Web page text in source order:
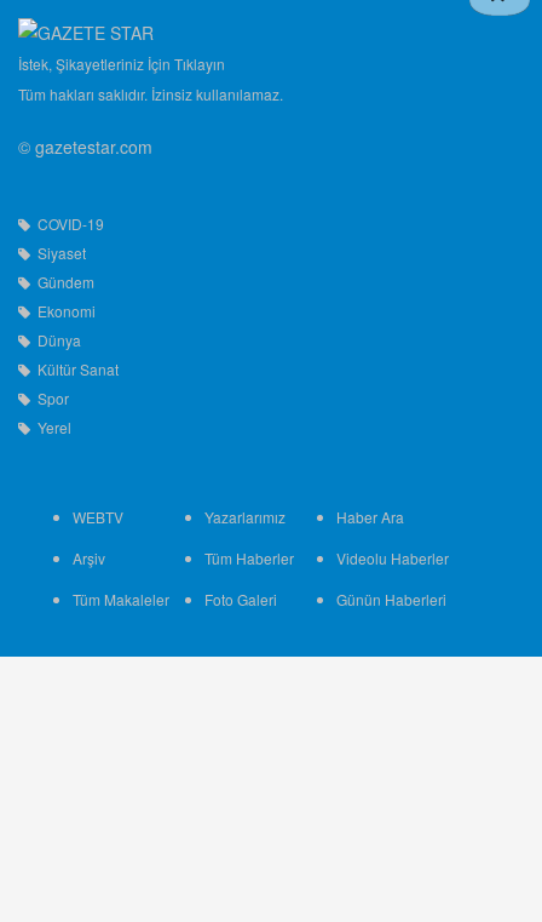
İstek, Şikayetleriniz İçin Tıklayın
Tüm hakları saklıdır. İzinsiz kullanılamaz.
© gazetestar.com
COVID-19
Siyaset
Gündem
Ekonomi
Dünya
Kültür Sanat
Spor
Yerel
WEBTV Yazarlarımız
Haber Ara
Arşiv
Tüm Haberler
Videolu Haberler
Tüm Makaleler
Foto Galeri Günün Haberleri